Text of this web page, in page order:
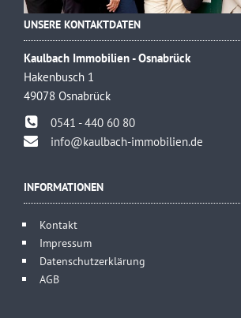
UNSERE KONTAKTDATEN
Kaulbach Immobilien - Osnabrück
Hakenbusch 1
49078 Osnabrück
0541 - 440 60 80
info@kaulbach-immobilien.de
INFORMATIONEN
Kontakt
Impressum
Datenschutzerklärung
AGB